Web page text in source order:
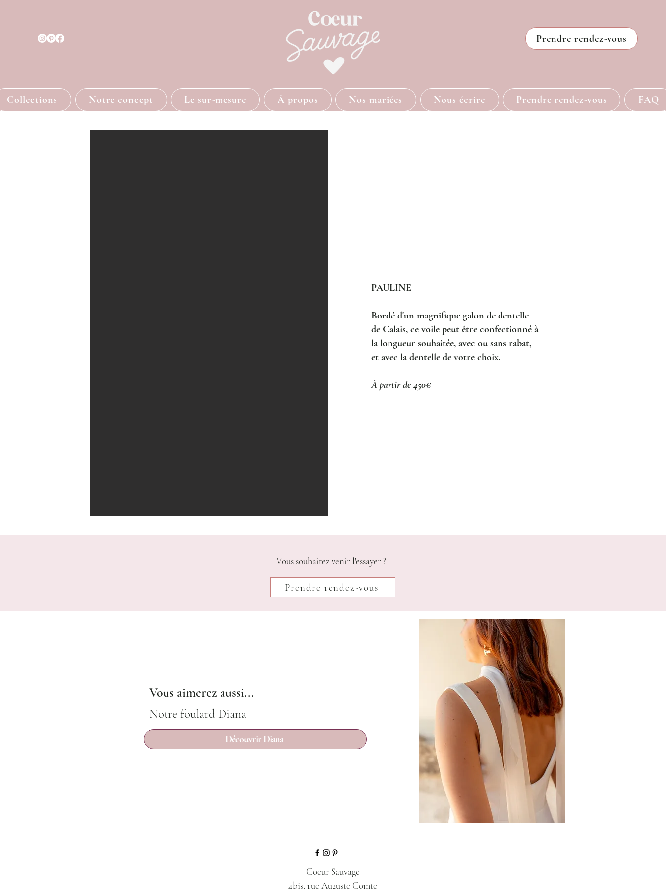
Prendre rendez-vous
Collections Notre concept Le sur-mesure À propos Nos mariées Nous écrire Prendre rendez-vous FAQ
PAULINE
Bordé d'un magnifique galon de dentelle
de Calais, ce voile peut être confectionné à
la longueur souhaitée, avec ou sans rabat,
et avec la dentelle de votre choix.
À partir de 450€
Vous souhaitez venir l'essayer ?
Prendre rendez-vous
Vous aimerez aussi...
Notre foulard Diana
Découvrir Diana
Coeur Sauvage
4bis, rue Auguste Comte